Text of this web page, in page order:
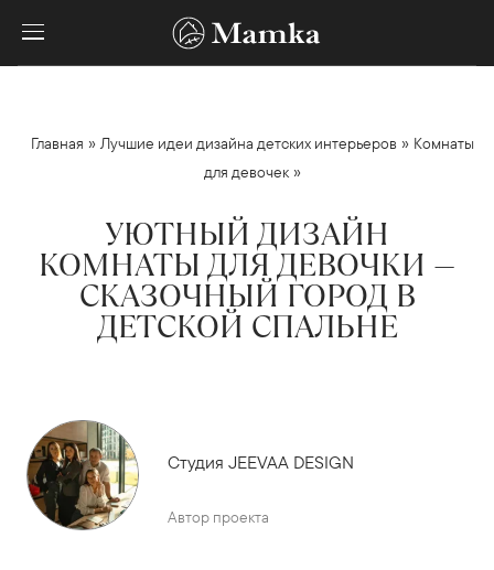
Главная »Лучшие идеи дизайна детских интерьеров » Комнаты
для девочек »
УЮТНЫЙ ДИЗАЙН
КОМНАТЫ ДЛЯ ДЕВОЧКИ —
СКАЗОЧНЫЙ ГОРОД В
ДЕТСКОЙ СПАЛЬНЕ
Студия JEEVAA DESIGN
Автор проекта